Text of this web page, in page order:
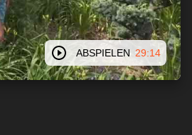
ABSPIELEN 29:14